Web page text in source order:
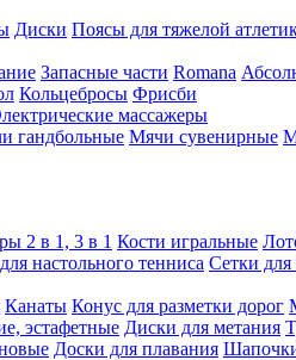
Диски Поясы для тяжелой
Запасные части Romana
Кольцебросы Фрисби
массажеры
гандбольные Мячи сувенирные
2 в 1, 3 в 1 Кости игральные
настольного тенниса Сетки для
Канаты Конус для разметки дорог
эстафетные Диски для метания
Доски для плавания